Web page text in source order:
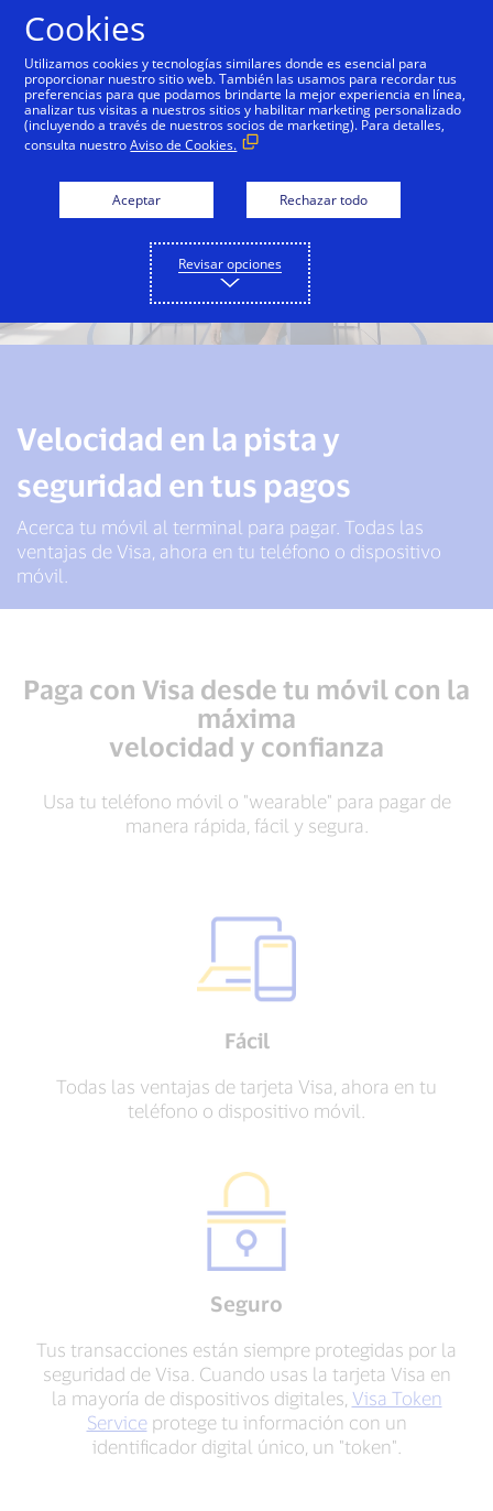
Velocidad en la pista y
seguridad en tus pagos
Acerca tu móvil al terminal para pagar. Todas las
ventajas de Visa, ahora en tu teléfono o dispositivo
móvil.
Paga con Visa desde tu móvil con la
máxima
velocidad y confianza
Usa tu teléfono móvil o "wearable" para pagar de
manera rápida, fácil y segura.
Fácil
Todas las ventajas de tarjeta Visa, ahora en tu
teléfono o dispositivo móvil.
Seguro
Tus transacciones están siempre protegidas por la
seguridad de Visa. Cuando usas la tarjeta Visa en
la mayoría de dispositivos digitales, Visa Token
Serviceprotege tu información con un
identificador digital único, un "token".
Cookies
Utilizamos cookies y tecnologías similares donde es esencial para
proporcionar nuestro sitio web. También las usamos para recordar tus
preferencias para que podamos brindarte la mejor experiencia en línea,
analizar tus visitas a nuestros sitios y habilitar marketing personalizado
(incluyendo a través de nuestros socios de marketing). Para detalles,
consulta nuestroAviso de Cookies.
Aceptar Rechazar todo
Revisar opciones